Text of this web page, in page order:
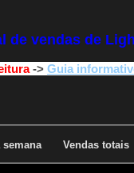
de vendas de
-> Guia
semana Vendas totais